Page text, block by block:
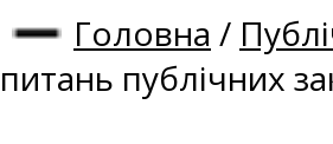
Головна /
питань публічних